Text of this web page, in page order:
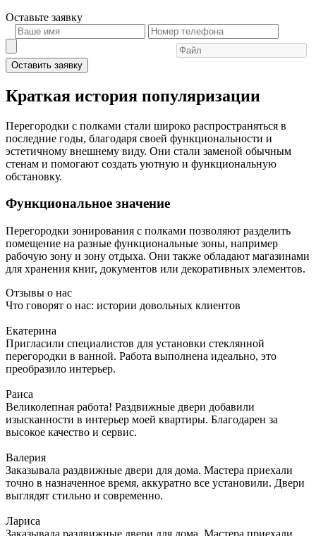
Оставьте заявку
Оставить заявку
Краткая история популяризации
Перегородки с полками стали широко распространяться в
последние годы, благодаря своей функциональности и
эстетичному внешнему виду. Они стали заменой обычным
стенам и помогают создать уютную и функциональную
обстановку.
Функциональное значение
Перегородки зонирования с полками позволяют разделить
помещение на разные функциональные зоны, например
рабочую зону и зону отдыха. Они также обладают магазинами
для хранения книг, документов или декоративных элементов.
Отзывы о нас
Что говорят о нас: истории довольных клиентов
Екатерина
Пригласили специалистов для установки стеклянной
перегородки в ванной. Работа выполнена идеально, это
преобразило интерьер.
Раиса
Великолепная работа! Раздвижные двери добавили
изысканности в интерьер моей квартиры. Благодарен за
высокое качество и сервис.
Валерия
Заказывала раздвижные двери для дома. Мастера приехали
точно в назначенное время, аккуратно все установили. Двери
выглядят стильно и современно.
Лариса
Заказывала раздвижные двери для дома. Мастера приехали